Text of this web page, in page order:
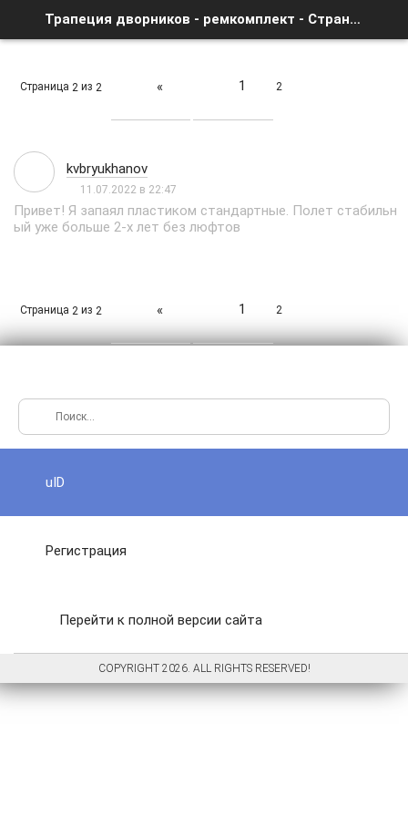
Трапеция дворников - ремкомплект - Страница 2 - Список форумов
Страница 2 из 2 « 1 2
kvbryukhanov
11.07.2022 в 22:47
Привет! Я запаял пластиком стандартные. Полет стабильн
ый уже больше 2-х лет без люфтов
Страница 2 из 2 « 1 2
uID
Регистрация
Перейти к полной версии сайта
COPYRIGHT 2026. ALL RIGHTS RESERVED!